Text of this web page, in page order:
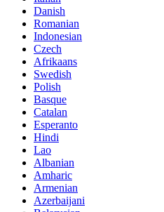
Danish
Romanian
Indonesian
Czech
Afrikaans
Swedish
Polish
Basque
Catalan
Esperanto
Hindi
Lao
Albanian
Amharic
Armenian
Azerbaijani